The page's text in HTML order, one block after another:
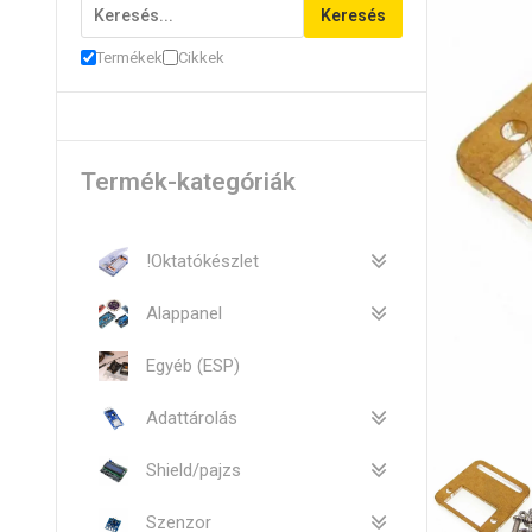
Keresés
Termékek Cikkek
Termék-kategóriák
!Oktatókészlet
Alappanel
Egyéb (ESP)
Adattárolás
Shield/pajzs
Szenzor